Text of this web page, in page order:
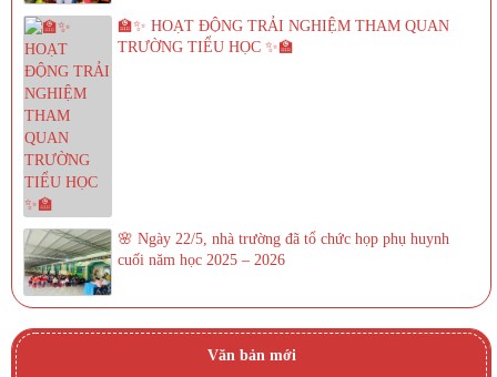
🏫✨ HOẠT ĐỘNG TRẢI NGHIỆM THAM QUAN
TRƯỜNG TIỂU HỌC ✨🏫
🌸 Ngày 22/5, nhà trường đã tổ chức họp phụ huynh
cuối năm học 2025 – 2026
Văn bản mới